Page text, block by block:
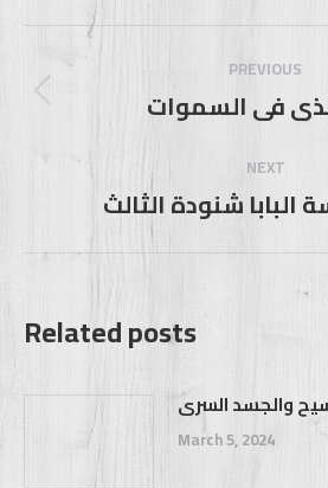
Facebook
X
Post
navigation PREVIOUS
الذى فى السموات
NEXT
Next
شنودة الثالث
Related posts
والجسد السرى
March 5, 2024